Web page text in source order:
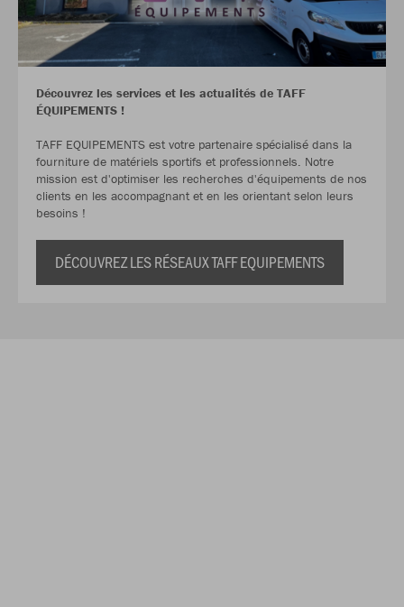
Découvrez les services et les actualités de TAFF
ÉQUIPEMENTS !
TAFF EQUIPEMENTS est votre partenaire spécialisé dans la
fourniture de matériels sportifs et professionnels. Notre
mission est d'optimiser les recherches d'équipements de nos
clients en les accompagnant et en les orientant selon leurs
besoins !
DÉCOUVREZ LES RÉSEAUX TAFF EQUIPEMENTS